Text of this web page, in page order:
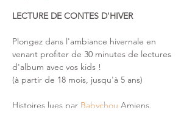
LECTURE DE CONTES D'HIVER
Plongez dans l'ambiance hivernale en
venant profiter de 30 minutes de lectures
d'album avec vos kids !
(à partir de 18 mois, jusqu'à 5 ans)
Histoires lues par Babychou Amiens.